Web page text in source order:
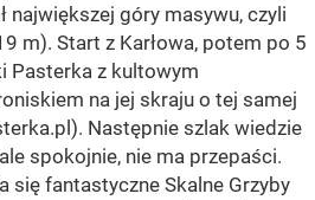
największej góry masywu, czyli
m). Start z Karłowa, potem po 5
Pasterka z kultowym
na jej skraju o tej samej
Następnie szlak wiedzie
spokojnie, nie ma przepaści.
się fantastyczne Skalne Grzyby